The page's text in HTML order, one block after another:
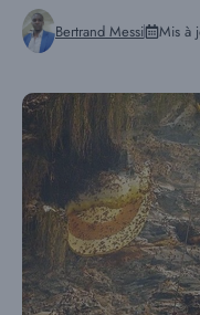
Bertrand Messi Mis à